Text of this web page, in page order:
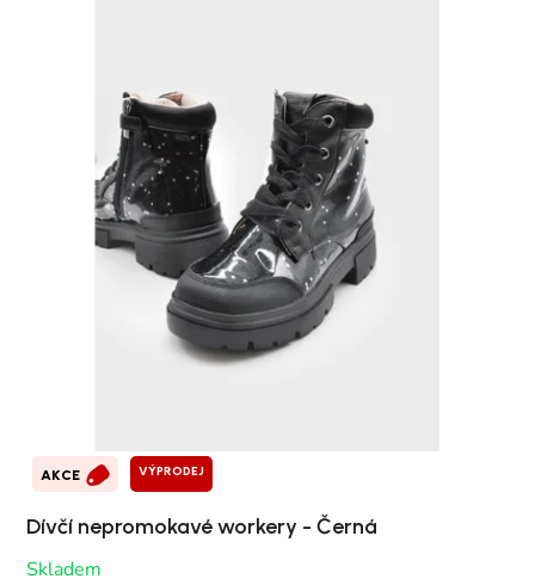
AKCE VÝPRODEJ
Dívčí nepromokavé workery - Černá
Skladem